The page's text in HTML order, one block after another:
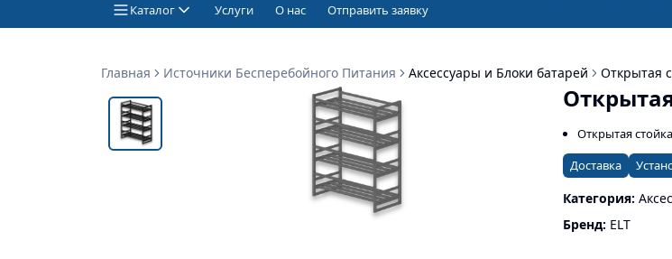
Каталог Услуги О нас Отправить заявку
Главная Источники Бесперебойного Питания Аксессуары и Блоки батарей Открытая
Открытая
Доставка
Категория:
Бренд: ELT